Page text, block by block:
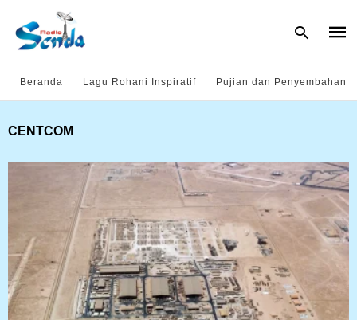
and
hit
Beranda Lagu Rohani Inspiratif Pujian dan Penyembahan
CENTCOM